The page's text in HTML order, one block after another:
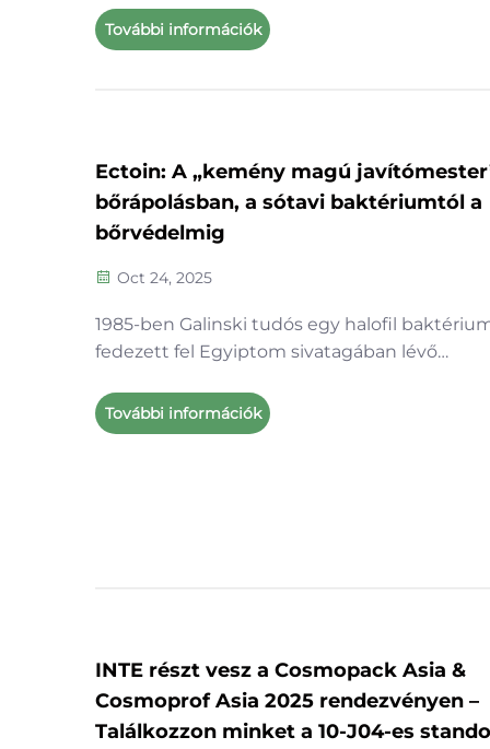
standra, hogy megismerje úttörő
teljes körű szolgáltatásainkat és szakértői
További információk
Ectoin: A „kemény magú
bőrápolásban, a sótavi baktériumtól a
bőrvédelmig
Oct 24, 2025
1985-ben Galinski tudós egy halofil
fedezett fel Egyiptom sivatagában lévő
között is túlél, például magas hőmérsékleten,
nagy sókoncentráció mellett és intenzív UV-
További információk
INTE részt vesz a Cosmopack Asia &
Cosmoprof Asia 2025 rendezvényen –
Találkozzon minket a 10-J04-es